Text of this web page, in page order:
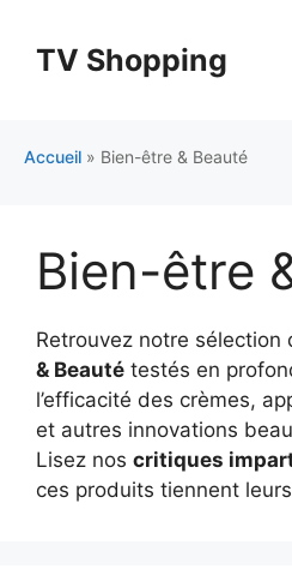
contenuTV Shopping
Accueil » Bien-être & Beauté
Bien-être
Retrouvez notre sélection
& Beauté testés en
l’efficacité des crèmes,
et autres innovations
Lisez nos critiques
ces produits tiennent